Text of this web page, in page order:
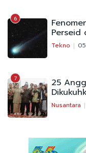
6
Perseid
Tekno
7 25
Nusantara